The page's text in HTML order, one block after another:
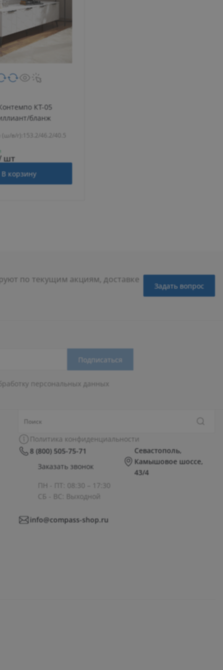
КТ-05
бланж
в/г):
шт
В корзину
по текущим акциям, доставке
Задать вопрос
Подписаться
персональных данных
Политика конфиденциальности
8 (800) 505-75-71
Заказать звонок
ПН - ПТ: 08:30 – 17:30
СБ - ВС: Выходной
Севастополь,
Камышовое шоссе,
43/4
info@compass-shop.ru